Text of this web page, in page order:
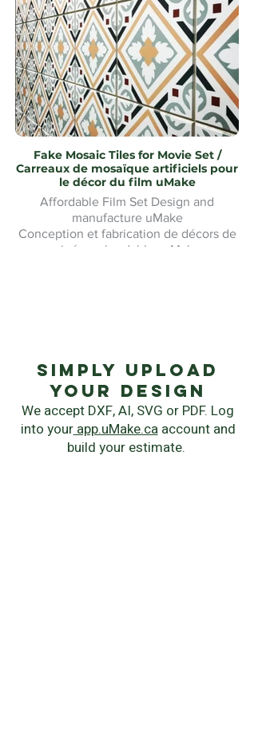
Fake Mosaic Tiles for Movie Set /
Carreaux de mosaïque artificiels pour
le décor du film uMake
Affordable Film Set Design and
manufacture uMake
Conception et fabrication de décors de
cinéma abordables uMake
Simply upload
your Design
We accept DXF, AI, SVG or PDF. Log
into yourapp.uMake.caaccount and
build your estimate.